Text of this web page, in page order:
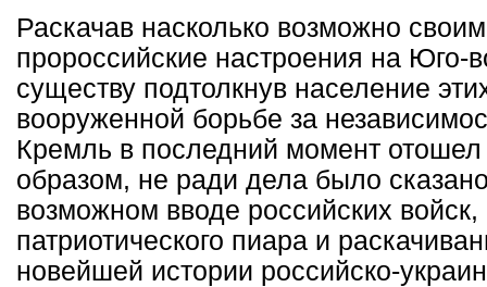
Раскачав насколько возможно
пророссийские настроения на Юго-
существу подтолкнув население
вооруженной борьбе за
Кремль в последний момент отошел
образом, не ради дела было
возможном вводе российских
патриотического пиара и
новейшей истории российско-